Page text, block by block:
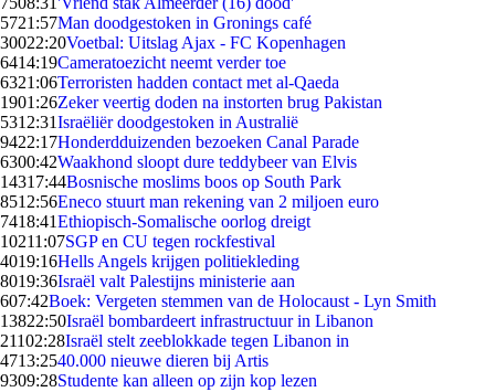
5721:57Man doodgestoken in Gronings café
30022:20Voetbal: Uitslag Ajax - FC Kopenhagen
6414:19Cameratoezicht neemt verder toe
6321:06Terroristen hadden contact met al-Qaeda
1901:26Zeker veertig doden na instorten brug Pakistan
5312:31Israëliër doodgestoken in Australië
9422:17Honderdduizenden bezoeken Canal Parade
6300:42Waakhond sloopt dure teddybeer van Elvis
14317:44Bosnische moslims boos op South Park
8512:56Eneco stuurt man rekening van 2 miljoen euro
7418:41Ethiopisch-Somalische oorlog dreigt
10211:07SGP en CU tegen rockfestival
4019:16Hells Angels krijgen politiekleding
8019:36Israël valt Palestijns ministerie aan
607:42Boek: Vergeten stemmen van de Holocaust - Lyn Smith
13822:50Israël bombardeert infrastructuur in Libanon
21102:28Israël stelt zeeblokkade tegen Libanon in
4713:2540.000 nieuwe dieren bij Artis
9309:28Studente kan alleen op zijn kop lezen